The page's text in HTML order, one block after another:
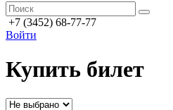
+7 (3452) 68-77-77
Войти
Купить билет